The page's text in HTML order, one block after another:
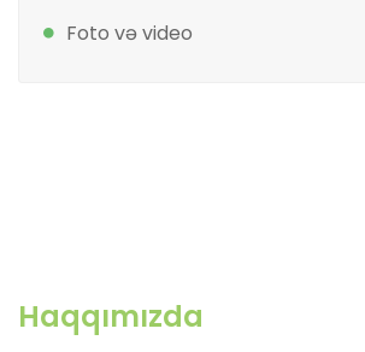
Foto və video
Haqqımızda